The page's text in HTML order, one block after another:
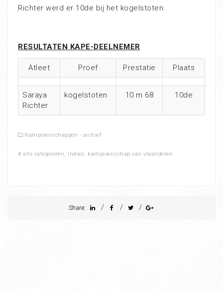
Richter werd er 10de bij het kogelstoten.
RESULTATEN KAPE-DEELNEMER
Atleet Proef Prestatie Plaats
Saraya
Richter
kogelstoten 10 m 68 10de
Kampioenschappen - archief
# alle categorieën, indoor, kampioenschap van vlaanderen
Share: / / /